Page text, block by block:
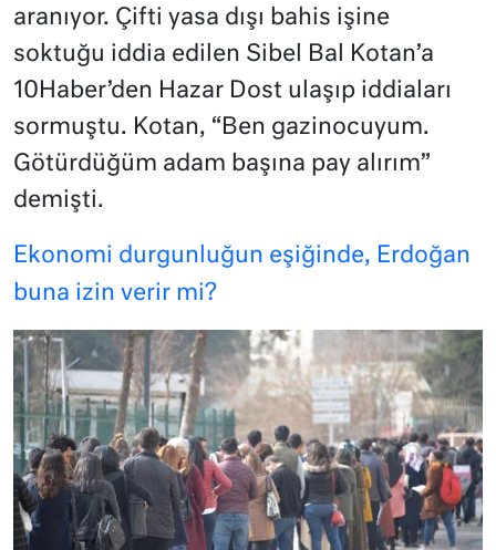
aranıyor. Çifti yasa dışı bahis işine
soktuğu iddia edilen Sibel Bal Kotan’a
10Haber’den Hazar Dost ulaşıp iddiaları
sormuştu. Kotan, “Ben gazinocuyum.
Götürdüğüm adam başına pay alırım”
demişti.
Ekonomi durgunluğun eşiğinde, Erdoğan
buna izin verir mi?